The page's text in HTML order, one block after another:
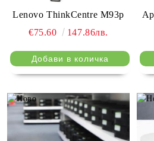
Lenovo ThinkCentre M93p
€75.60
147.86лв.